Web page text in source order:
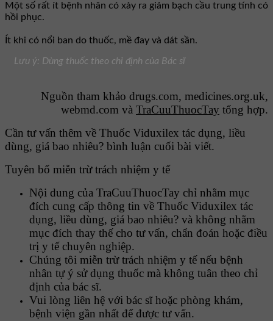
Một số rất ít bệnh nhân có xảy ra giảm bạch cầu trung tính có
hồi phục.
Ít khi có nổi ban do thuốc, mề đay và dát sần.
Lưu ý: Dùng thuốc theo chỉ định của Bác sĩ
Nguồn tham khảo drugs.com, medicines.org.uk,
webmd.com và TraCuuThuocTay tổng hợp.
Cần tư vấn thêm về Thuốc Viduxilex tác dụng, liều
dùng, giá bao nhiêu? bình luận cuối bài viết.
Tuyên bố miễn trừ trách nhiệm y tế
Nội dung của TraCuuThuocTay chỉ nhằm mục
đích cung cấp thông tin về Thuốc Viduxilex tác
dụng, liều dùng, giá bao nhiêu? và không nhằm
mục đích thay thế cho tư vấn, chẩn đoán hoặc điều
trị y tế chuyên nghiệp.
Chúng tôi miễn trừ trách nhiệm y tế nếu bệnh
nhân tự ý sử dụng thuốc mà không tuân theo chỉ
định của bác sĩ.
Vui lòng liên hệ với bác sĩ hoặc phòng khám,
bệnh viện gần nhất để được tư vấn.